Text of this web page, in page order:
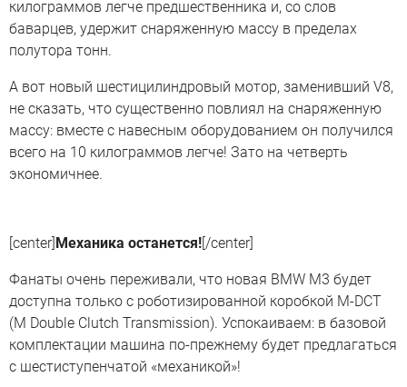
килограммов легче предшественника и, со слов
баварцев, удержит снаряженную массу в пределах
полутора тонн.
А вот новый шестицилиндровый мотор, заменивший V8,
не сказать, что существенно повлиял на снаряженную
массу: вместе с навесным оборудованием он получился
всего на 10 килограммов легче! Зато на четверть
экономичнее.
[center]Механика останется![/center]
Фанаты очень переживали, что новая BMW M3 будет
доступна только с роботизированной коробкой M-DCT
(M Double Clutch Transmission). Успокаиваем: в базовой
комплектации машина по-прежнему будет предлагаться
с шестиступенчатой «механикой»!